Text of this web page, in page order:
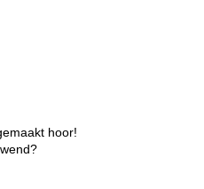
hoor!